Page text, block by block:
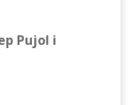
Pujol i